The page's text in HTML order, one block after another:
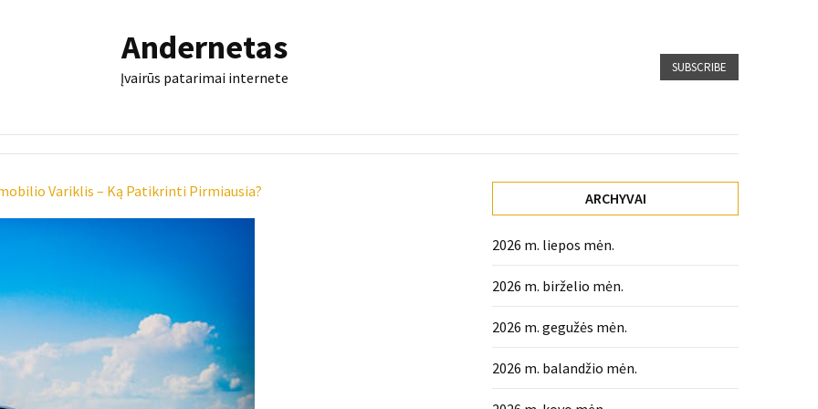
Andernetas
Įvairūs patarimai internete
SUBSCRIBE
Variklis – Ką Patikrinti Pirmiausia? ARCHYVAI
2026 m. liepos mėn.
2026 m. birželio mėn.
2026 m. gegužės mėn.
2026 m. balandžio mėn.